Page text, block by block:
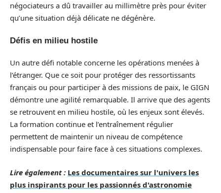
négociateurs a dû travailler au millimètre près pour éviter
qu’une situation déjà délicate ne dégénère.
Défis en milieu hostile
Un autre défi notable concerne les opérations menées à
l’étranger. Que ce soit pour protéger des ressortissants
français ou pour participer à des missions de paix, le GIGN
démontre une agilité remarquable. Il arrive que des agents
se retrouvent en milieu hostile, où les enjeux sont élevés.
La formation continue et l’entraînement régulier
permettent de maintenir un niveau de compétence
indispensable pour faire face à ces situations complexes.
Lire également : Les documentaires sur l'univers les
plus inspirants pour les passionnés d'astronomie